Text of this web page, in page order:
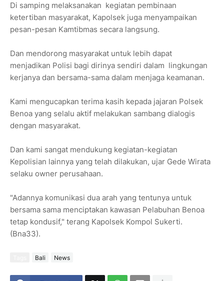
Di samping melaksanakan kegiatan pembinaan
ketertiban masyarakat, Kapolsek juga menyampaikan
pesan-pesan Kamtibmas secara langsung.
Dan mendorong masyarakat untuk lebih dapat
menjadikan Polisi bagi dirinya sendiri dalam lingkungan
kerjanya dan bersama-sama dalam menjaga keamanan.
Kami mengucapkan terima kasih kepada jajaran Polsek
Benoa yang selalu aktif melakukan sambang dialogis
dengan masyarakat.
Dan kami sangat mendukung kegiatan-kegiatan
Kepolisian lainnya yang telah dilakukan, ujar Gede Wirata
selaku owner perusahaan.
"Adannya komunikasi dua arah yang tentunya untuk
bersama sama menciptakan kawasan Pelabuhan Benoa
tetap kondusif," terang Kapolsek Kompol Sukerti.
(Bna33).
Bali News